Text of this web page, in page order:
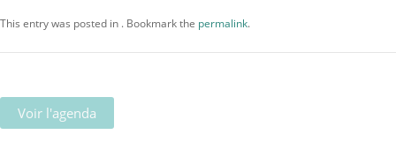
This entry was posted in . Bookmark the permalink.
Voir l'agenda